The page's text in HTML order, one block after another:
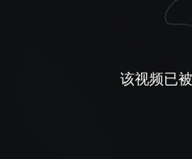
该视频已